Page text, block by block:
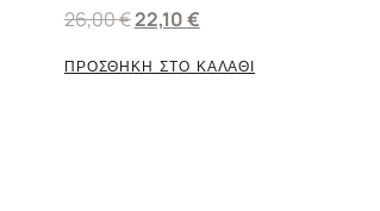
26,00€22,10€
ΠΡΟΣΘΗΚΗ ΣΤΟ ΚΑΛΑΘΙ